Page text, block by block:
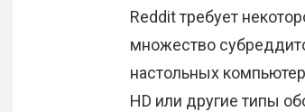
Reddit требует
множество
настольных
HD или другие типы